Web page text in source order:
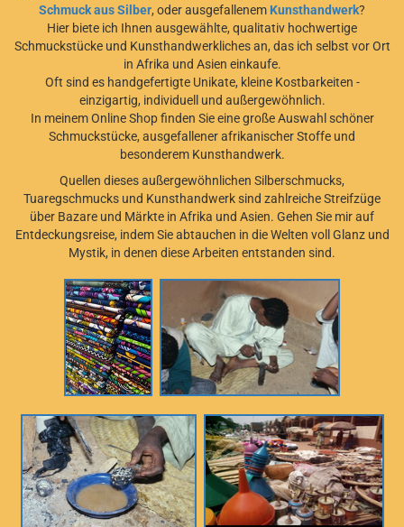
Schmuck aus Silber, oder ausgefallenem Kunsthandwerk?
Hier biete ich Ihnen ausgewählte, qualitativ hochwertige
Schmuckstücke und Kunsthandwerkliches an, das ich selbst vor Ort
in Afrika und Asien einkaufe.
Oft sind es handgefertigte Unikate, kleine Kostbarkeiten -
einzigartig, individuell und außergewöhnlich.
In meinem Online Shop finden Sie eine große Auswahl schöner
Schmuckstücke, ausgefallener afrikanischer Stoffe und
besonderem Kunsthandwerk.
Quellen dieses außergewöhnlichen Silberschmucks,
Tuaregschmucks und Kunsthandwerk sind zahlreiche Streifzüge
über Bazare und Märkte in Afrika und Asien. Gehen Sie mir auf
Entdeckungsreise, indem Sie abtauchen in die Welten voll Glanz und
Mystik, in denen diese Arbeiten entstanden sind.